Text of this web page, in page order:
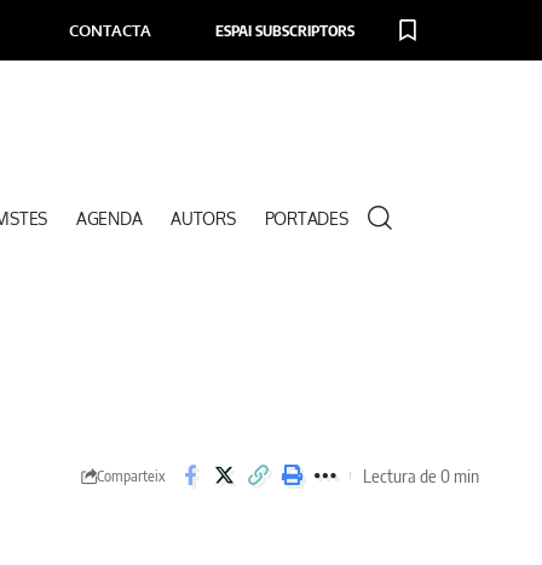
CONTACTA ESPAI SUBSCRIPTORS
AGENDA AUTORS PORTADES
Comparteix Lectura de 0 min